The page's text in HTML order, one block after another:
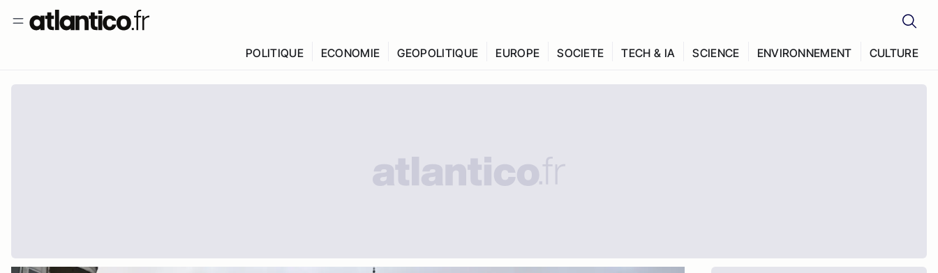
POLITIQUE ECONOMIE GEOPOLITIQUE EUROPE SOCIETE TECH & IA SCIENCE ENVIRONNEMENT CULTURE